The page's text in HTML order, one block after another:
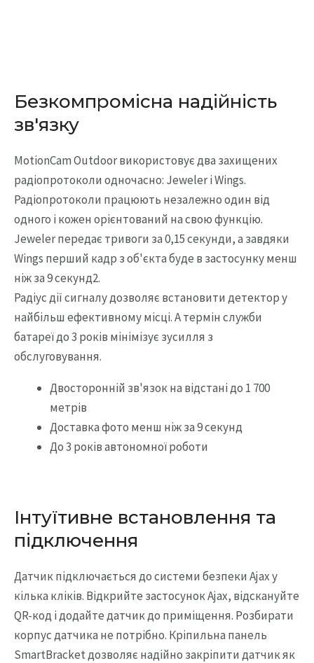
Безкомпромісна надійність
зв'язку
MotionCam Outdoor використовує два захищених
радіопротоколи одночасно: Jeweler і Wings.
Радіопротоколи працюють незалежно один від
одного і кожен орієнтований на свою функцію.
Jeweler передає тривоги за 0,15 секунди, а завдяки
Wings перший кадр з об'єкта буде в застосунку менш
ніж за 9 секунд2.
Радіус дії сигналу дозволяє встановити детектор у
найбільш ефективному місці. А термін служби
батареї до 3 років мінімізує зусилля з
обслуговування.
Двосторонній зв'язок на відстані до 1 700
метрів
Доставка фото менш ніж за 9 секунд
До 3 років автономної роботи
Інтуїтивне встановлення та
підключення
Датчик підключається до системи безпеки Ajax у
кілька кліків. Відкрийте застосунок Ajax, відскануйте
QR-код і додайте датчик до приміщення. Розбирати
корпус датчика не потрібно. Кріпильна панель
SmartBracket дозволяє надійно закріпити датчик як